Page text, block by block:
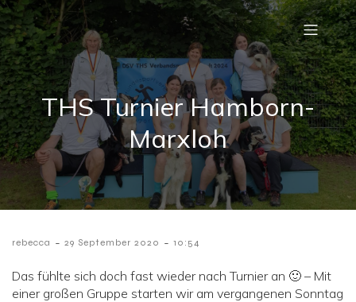
THS Turnier Hamborn-
Marxloh
rebecca - 29 September 2020 - 10:54
Das fühlte sich doch fast wieder nach Turnier an 🙂 – Mit
einer großen Gruppe starten wir am vergangenen Sonntag